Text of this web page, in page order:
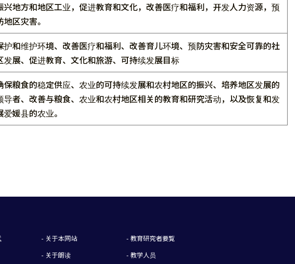
兴地方和地区工业，促进教育和文化，改善医疗和福利，开发人力资源，预
地区灾害。
护和维护环境、改善医疗和福利、改善育儿环境、预防灾害和安全可靠的社
发展、促进教育、文化和旅游、可持续发展目标
保粮食的稳定供应、农业的可持续发展和农村地区的振兴、培养地区发展的
导者、改善与粮食、农业和农村地区相关的教育和研究活动，以及恢复和发
爱媛县的农业。
- 关于本网站
- 关于朗读
- 教育研究者要覧
- 教学人员